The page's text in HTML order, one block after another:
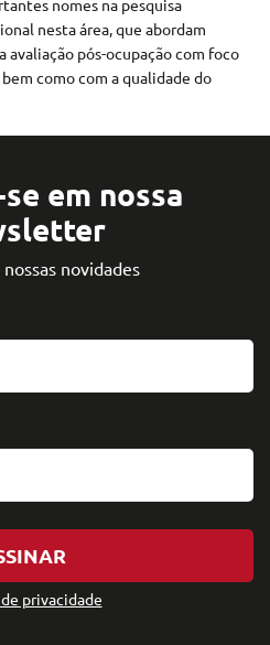
nomes na pesquisa
nesta área, que abordam
pós-ocupação com foco
como com a qualidade do
em nossa
novidades
privacidade